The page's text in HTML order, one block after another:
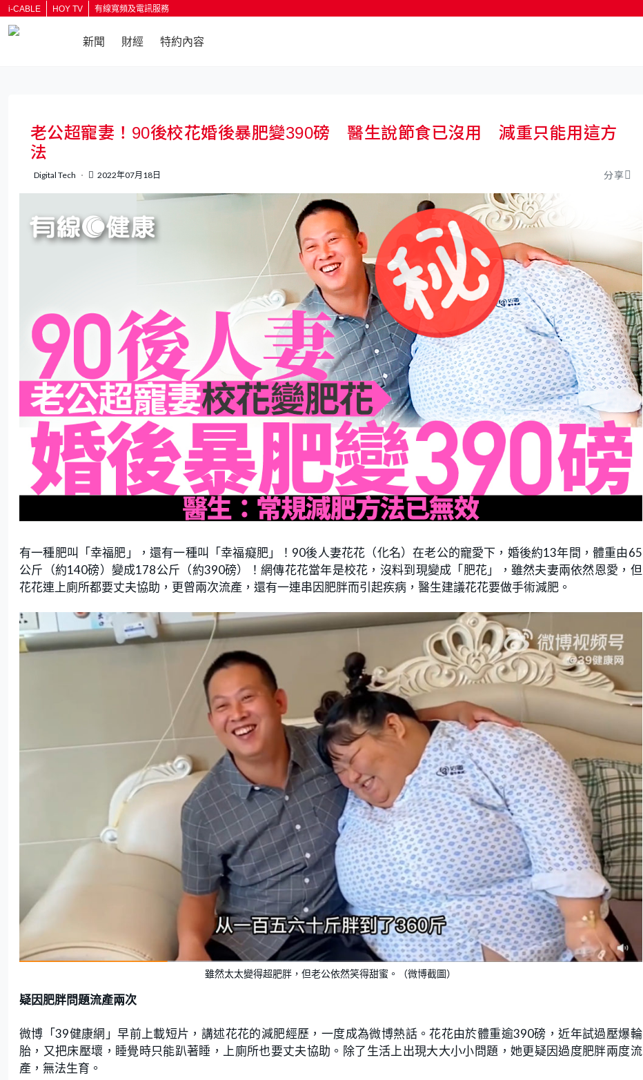
i-CABLE HOY TV 有線寬頻及電訊服務
新聞 財經 特約內容
老公超寵妻！90後校花婚後暴肥變390磅 醫生說節食已沒用 減重只能用這方
法
Digital Tech 2022年07月18日 分享
有一種肥叫「幸福肥」，還有一種叫「幸福癡肥」！90後人妻花花（化名）在老公的寵愛下，婚後約13年間，體重由65
公斤（約140磅）變成178公斤（約390磅）！網傳花花當年是校花，沒料到現變成「肥花」，雖然夫妻兩依然恩愛，但
花花連上廁所都要丈夫協助，更曾兩次流產，還有一連串因肥胖而引起疾病，醫生建議花花要做手術減肥。
雖然太太變得超肥胖，但老公依然笑得甜蜜。（微博截圖）
疑因肥胖問題流產兩次
微博「39健康網」早前上載短片，講述花花的減肥經歷，一度成為微博熱話。花花由於體重逾390磅，近年試過壓爆輪
胎，又把床壓壞，睡覺時只能趴著睡，上廁所也要丈夫協助。除了生活上出現大大小小問題，她更疑因過度肥胖兩度流
產，無法生育。